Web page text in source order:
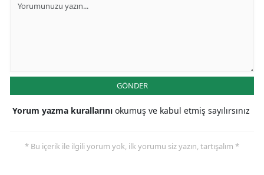
GÖNDER
Yorum yazma kurallarını okumuş ve kabul etmiş sayılırsınız
* Bu içerik ile ilgili yorum yok, ilk yorumu siz yazın, tartışalım *